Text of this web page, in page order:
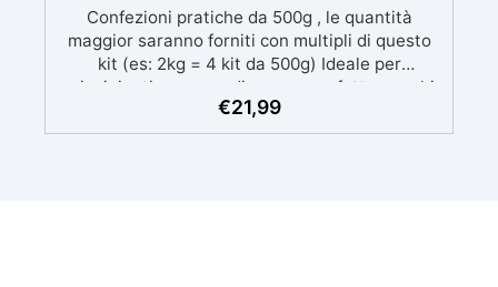
Confezioni pratiche da 500g , le quantità
maggior saranno forniti con multipli di questo
kit (es: 2kg = 4 kit da 500g) Ideale per
principianti: a prova di errore, perfetta per chi
inizia. Sempre lucida: garantisce una finitura
brillante e uniforme in ogni condizione.
€21,99